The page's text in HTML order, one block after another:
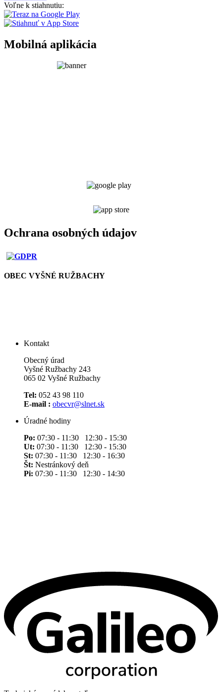
Voľne k stiahnutiu:
Mobilná aplikácia
Ochrana osobných údajov
OBEC VYŠNÉ RUŽBACHY
Kontakt
Obecný úrad
Vyšné Ružbachy 243
065 02 Vyšné Ružbachy
Tel: 052 43 98 110
E-mail : obecvr@slnet.sk
Úradné hodiny
Po: 07:30 - 11:30 12:30 - 15:30
Ut: 07:30 - 11:30 12:30 - 15:30
St: 07:30 - 11:30 12:30 - 16:30
Št: Nestránkový deň
Pi: 07:30 - 11:30 12:30 - 14:30